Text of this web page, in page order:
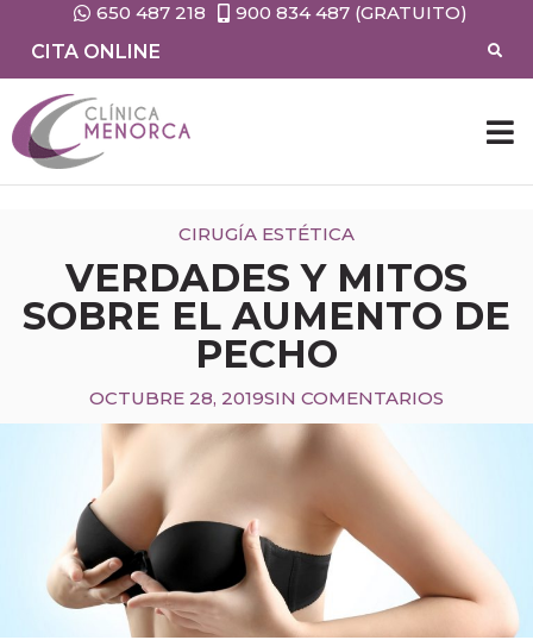
650 487 218
900 834 487 (GRATUITO)
CITA ONLINE
CIRUGÍA ESTÉTICA
VERDADES Y MITOS
SOBRE EL AUMENTO DE
PECHO
OCTUBRE 28, 2019SIN COMENTARIOS